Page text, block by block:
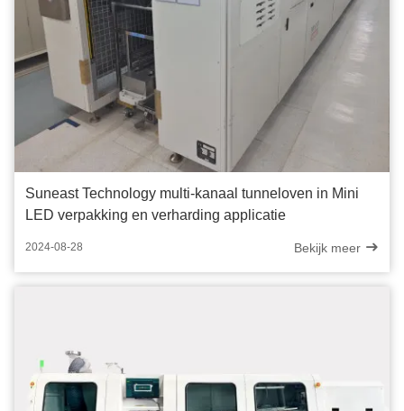
Suneast Technology multi-kanaal tunneloven in Mini
LED verpakking en verharding applicatie
2024-08-28 Bekijk meer